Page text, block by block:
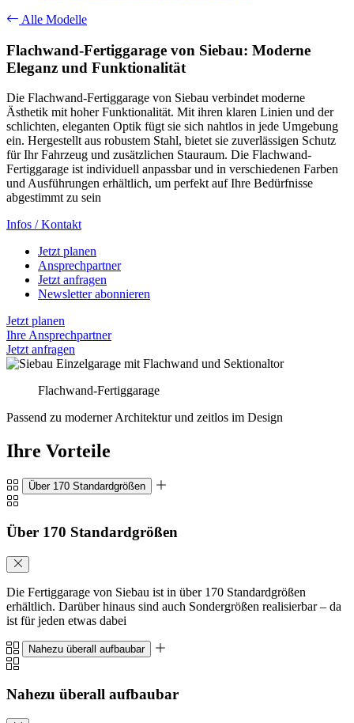
Alle Modelle
Flachwand-Fertiggarage von Siebau: Moderne
Eleganz und Funktionalität
Die Flachwand-Fertiggarage von Siebau verbindet moderne
Ästhetik mit hoher Funktionalität. Mit ihren klaren Linien und der
schlichten, eleganten Optik fügt sie sich nahtlos in jede Umgebung
ein. Hergestellt aus robustem Stahl, bietet sie zuverlässigen Schutz
für Ihr Fahrzeug und zusätzlichen Stauraum. Die Flachwand-
Fertiggarage ist individuell anpassbar und in verschiedenen Farben
und Ausführungen erhältlich, um perfekt auf Ihre Bedürfnisse
abgestimmt zu sein
Infos / Kontakt
Jetzt planen
Ansprechpartner
Jetzt anfragen
Newsletter abonnieren
Jetzt planen
Ihre Ansprechpartner
Jetzt anfragen
Flachwand-Fertiggarage
Passend zu moderner Architektur und zeitlos im Design
Ihre Vorteile
Über 170 Standardgrößen
Über 170 Standardgrößen
Die Fertiggarage von Siebau ist in über 170 Standardgrößen
erhältlich. Darüber hinaus sind auch Sondergrößen realisierbar – da
ist für jeden etwas dabei
Nahezu überall aufbaubar
Nahezu überall aufbaubar